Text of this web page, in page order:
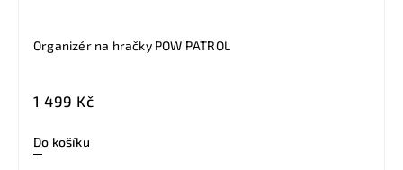
Organizér na hračky POW PATROL
1 499 Kč
Do košíku